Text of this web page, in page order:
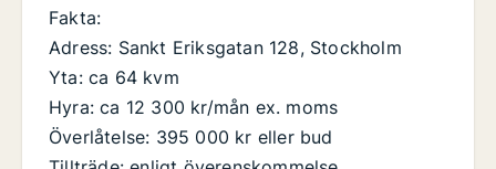
Fakta:
Adress: Sankt Eriksgatan 128, Stockholm
Yta: ca 64 kvm
Hyra: ca 12 300 kr/mån ex. moms
Överlåtelse: 395 000 kr eller bud